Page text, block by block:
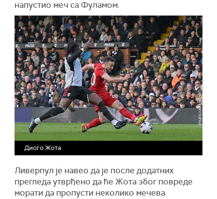
напустио меч са Фуламом.
Диого Жота
Ливерпул је навео да је после додатних
прегледа утврђено да ће Жота због повреде
морати да пропусти неколико мечева.